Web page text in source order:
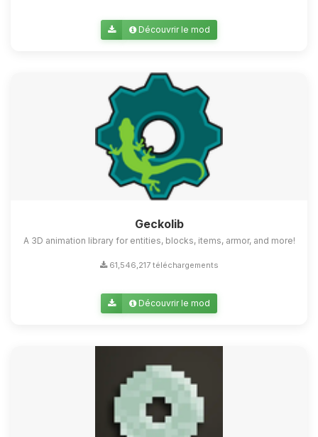
Découvrir le mod
Geckolib
A 3D animation library for entities, blocks, items, armor, and more!
61,546,217 téléchargements
Découvrir le mod